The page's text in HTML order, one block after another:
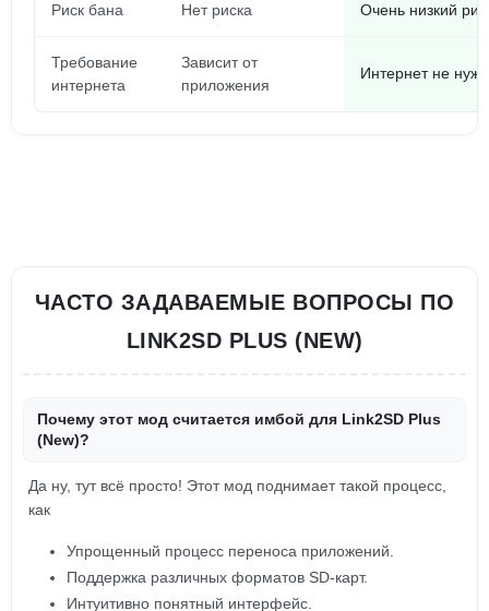
Риск бана Нет риска Очень низкий
Требование
интернета
Зависит от
приложения
Интернет не
ЧАСТО ЗАДАВАЕМЫЕ ВОПРОСЫ ПО
LINK2SD PLUS (NEW)
Почему этот мод считается имбой для Link2SD Plus
(New)?
Да ну, тут всё просто! Этот мод поднимает такой процесс,
как
Упрощенный процесс переноса приложений.
Поддержка различных форматов SD-карт.
Интуитивно понятный интерфейс.